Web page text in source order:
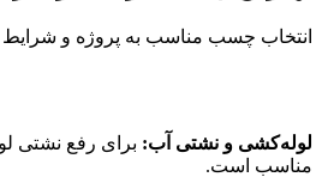
انتخاب چسب مناسب به پروژه و شرایط
لوله‌کشی و نشتی آب: برای رفع نشتی
مناسب است.